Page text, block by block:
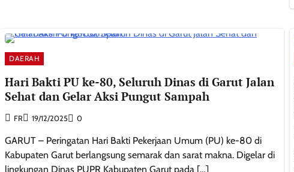
DAERAH
Hari Bakti PU ke-80, Seluruh Dinas di Garut Jalan
Sehat dan Gelar Aksi Pungut Sampah
FR 19/12/2025 0
GARUT – Peringatan Hari Bakti Pekerjaan Umum (PU) ke-80 di
Kabupaten Garut berlangsung semarak dan sarat makna. Digelar di
lingkungan Dinas PUPR Kabupaten Garut pada […]